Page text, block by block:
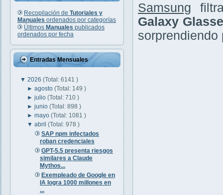
Recopilación de Tutoriales y
Manuales ordenados por categorías
Últimos Manuales publicados
ordenados por fecha
Entradas Mensuales
▼ 2026 (Total: 6141 )
►agosto(Total: 149 )
►julio(Total: 710 )
►junio(Total: 898 )
►mayo(Total: 1081 )
▼abril(Total: 978 )
SAP npm infectados
roban credenciales
GPT-5.5 presenta riesgos
similares a Claude
Mythos...
Exempleado de Google en
IA logra 1000 millones en
...
Samsung
Galaxy